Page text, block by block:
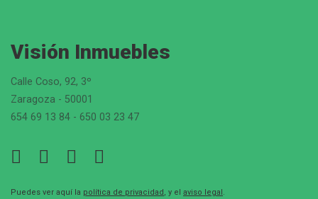
Visión Inmuebles
Calle Coso, 92, 3º
Zaragoza - 50001
654 69 13 84 - 650 03 23 47
Puedes ver aquí la política de privacidad, y el aviso legal.